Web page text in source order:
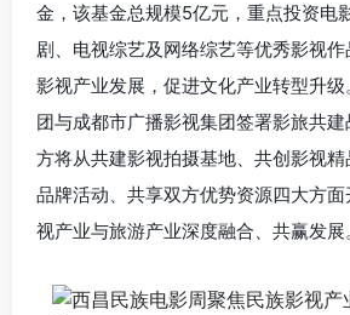
金，该基金总规模5亿元，重点投资电
剧、电视综艺及网络综艺等优秀影视
影视产业发展，促进文化产业转型升
团与成都市广播影视集团签署影旅共
方将从共建影视拍摄基地、共创影视
品牌活动、共享双方优势资源四大方
视产业与旅游产业深度融合、共赢发展